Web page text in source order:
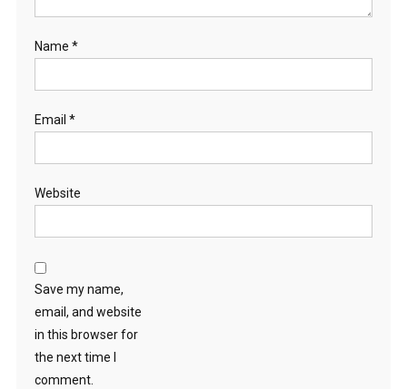
Name *
Email *
Website
Save my name,
email, and website
in this browser for
the next time I
comment.